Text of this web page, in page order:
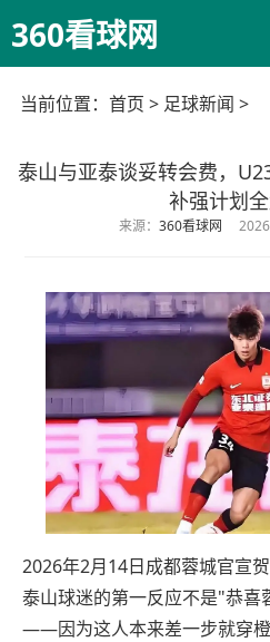
360看球网
当前位置： 首页 > 足球新闻 >
泰山与亚泰谈妥转会费，
补强计划
来源： 360看球网
2026年2月14日成都蓉城官宣
泰山球迷的第一反应不是"恭喜
——因为这人本来差一步就穿